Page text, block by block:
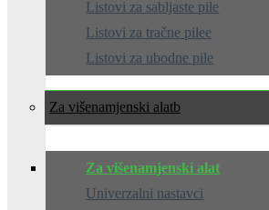
Listovi za sabljaste pile
Listovi za tračne pilee
Listovi za ubodne pile
Za višenamjenski alat
Za višenamjenski alat
Univerzalni nastavci